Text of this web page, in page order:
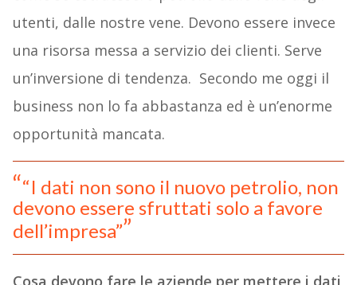
utenti, dalle nostre vene. Devono essere invece
una risorsa messa a servizio dei clienti. Serve
un’inversione di tendenza. Secondo me oggi il
business non lo fa abbastanza ed è un’enorme
opportunità mancata.
“I dati non sono il nuovo petrolio, non
devono essere sfruttati solo a favore
dell’impresa”
Cosa devono fare le aziende per mettere i dati